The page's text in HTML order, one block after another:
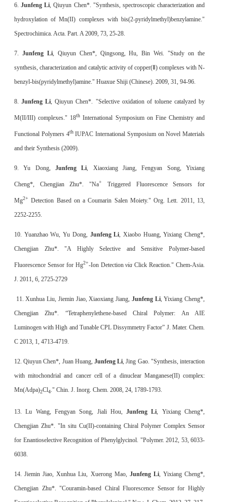
6.Junfeng Li, Qiuyun Chen*. "Synthesis, spectroscopic characterization and
hydroxylation of Mn(II) complexes with bis(2-pyridylmethyl)benzylamine."
Spectrochimica. Acta. Part. A 2009, 73, 25-28.
7. Junfeng Li, Qiuyun Chen*, Qingsong, Hu, Bin Wei. "Study on the
synthesis, characterization and catalytic activity of copper(Ⅱ) complexes with N-
benzyl-bis(pyridylmethyl)amine." Huaxue Shiji (Chinese). 2009, 31, 94-96.
8.Junfeng Li, Qiuyun Chen*. "Selective oxidation of toluene catalyzed by
M(II/III) complexes." 18th International Symposium on Fine Chemistry and
Functional Polymers 4th IUPAC International Symposium on Novel Materials
and their Synthesis (2009).
9.Yu Dong, Junfeng Li, Xiaoxiang Jiang, Fengyan Song, Yixiang
Cheng*, Chengjian Zhu*. "Na+ Triggered Fluorescence Sensors for
Mg2+ Detection Based on a Coumarin Salen Moiety." Org. Lett. 2011, 13,
2252-2255.
10. Yuanzhao Wu, Yu Dong, Junfeng Li, Xiaobo Huang, Yixiang Cheng*,
Chengjian Zhu*. "A Highly Selective and Sensitive Polymer-based
Fluorescence Sensor for Hg2+-Ion Detection via Click Reaction." Chem-Asia.
J. 2011, 6, 2725-2729
11. Xunhua Liu, Jiemin Jiao, Xiaoxiang Jiang, Junfeng Li, Yixiang Cheng*,
Chengjian Zhu*. “Tetraphenylethene-based Chiral Polymer: An AIE
Luminogen with High and Tunable CPL Dissymmetry Factor” J. Mater. Chem.
C 2013, 1, 4713-4719.
12. Qiuyun Chen*, Juan Huang, Junfeng Li, Jing Gao. "Synthesis, interaction
with mitochondrial and cancer cell of a dinuclear Manganese(II) complex:
Mn(Adpa)2Cl4." Chin. J. Inorg. Chem. 2008, 24, 1789-1793.
13. Lu Wang, Fengyan Song, Jiali Hou, Junfeng Li, Yixiang Cheng*,
Chengjian Zhu*. "In situ Cu(II)-containing Chiral Polymer Complex Sensor
for Enantioselective Recognition of Phenylglycinol. "Polymer. 2012, 53, 6033-
6038.
14. Jiemin Jiao, Xunhua Liu, Xuerong Mao, Junfeng Li, Yixiang Cheng*,
Chengjian Zhu*. "Couramin-based Chiral Fluorescence Sensor for Highly